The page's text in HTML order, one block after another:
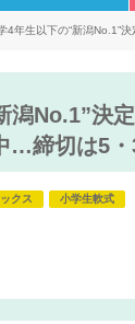
4年生以下の“新潟No.1”
潟No.1”決
…締切は5
クス 小学生軟式